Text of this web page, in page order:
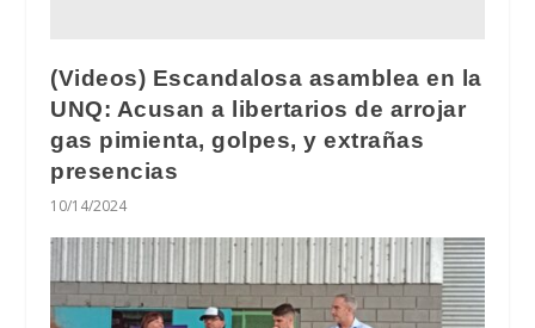
(Videos) Escandalosa asamblea en la
UNQ: Acusan a libertarios de arrojar
gas pimienta, golpes, y extrañas
presencias
10/14/2024